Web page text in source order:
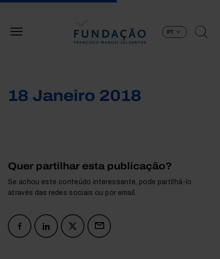
PT
18 Janeiro 2018
Quer partilhar esta publicação?
Se achou este conteúdo interessante, pode partilhá-lo
através das redes sociais ou por email.